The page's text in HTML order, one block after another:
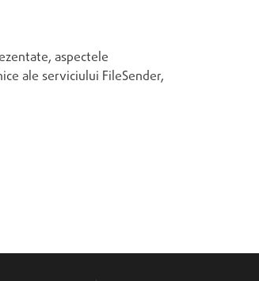
aspectele
ale serviciului FileSender,